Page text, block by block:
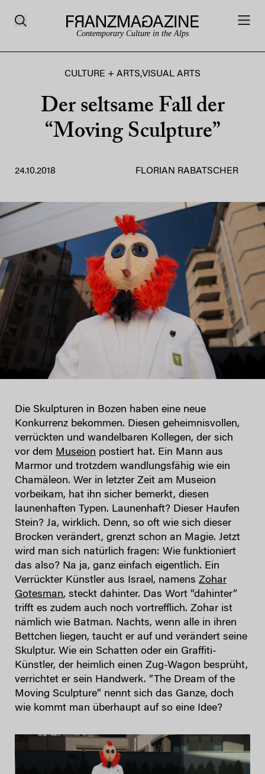
Contemporary Culture in the Alps
CULTURE + ARTS,VISUAL ARTS
Der seltsame Fall der
“Moving Sculpture”
24.10.2018 FLORIAN RABATSCHER
Die Skulpturen in Bozen haben eine neue
Konkurrenz bekommen. Diesen geheimnisvollen,
verrückten und wandelbaren Kollegen, der sich
vor dem Museion postiert hat. Ein Mann aus
Marmor und trotzdem wandlungsfähig wie ein
Chamäleon. Wer in letzter Zeit am Museion
vorbeikam, hat ihn sicher bemerkt, diesen
launenhaften Typen. Launenhaft? Dieser Haufen
Stein? Ja, wirklich. Denn, so oft wie sich dieser
Brocken verändert, grenzt schon an Magie. Jetzt
wird man sich natürlich fragen: Wie funktioniert
das also? Na ja, ganz einfach eigentlich. Ein
Verrückter Künstler aus Israel, namens Zohar
Gotesman, steckt dahinter. Das Wort “dahinter”
trifft es zudem auch noch vortrefflich. Zohar ist
nämlich wie Batman. Nachts, wenn alle in ihren
Bettchen liegen, taucht er auf und verändert seine
Skulptur. Wie ein Schatten oder ein Graffiti-
Künstler, der heimlich einen Zug-Wagon besprüht,
verrichtet er sein Handwerk. “The Dream of the
Moving Sculpture” nennt sich das Ganze, doch
wie kommt man überhaupt auf so eine Idee?